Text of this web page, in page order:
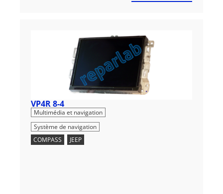
VP4R 8-4
Multimédia et navigation
Système de navigation
COMPASS
JEEP